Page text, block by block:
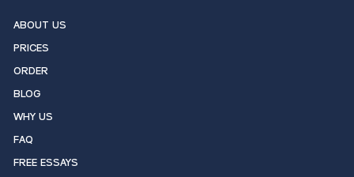
ABOUT US
PRICES
ORDER
BLOG
WHY US
FAQ
FREE ESSAYS